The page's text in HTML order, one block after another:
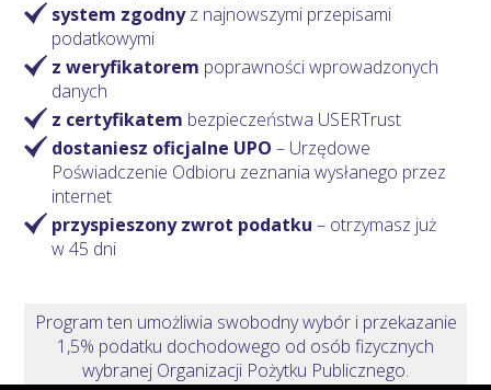
system zgodnyz najnowszymi przepisami
podatkowymi
z weryfikatorem poprawności wprowadzonych
danych
z certyfikatem bezpieczeństwa USERTrust
dostaniesz oficjalne UPO – Urzędowe
Poświadczenie Odbioru zeznania wysłanego przez
internet
przyspieszony zwrot podatku – otrzymasz już
w 45 dni
Program ten umożliwia swobodny wybór i przekazanie
1,5% podatku dochodowego od osób fizycznych
wybranej Organizacji Pożytku Publicznego.